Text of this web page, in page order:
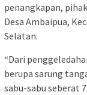
penangkapan,
Desa Ambaipua,
Selatan.
“Dari
berupa sarung
sabu-sabu seberat